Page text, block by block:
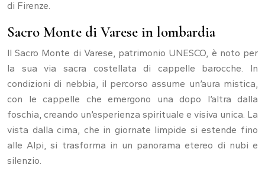
di Firenze.
Sacro Monte di Varese in lombardia
Il Sacro Monte di Varese, patrimonio UNESCO, è noto per
la sua via sacra costellata di cappelle barocche. In
condizioni di nebbia, il percorso assume un’aura mistica,
con le cappelle che emergono una dopo l’altra dalla
foschia, creando un’esperienza spirituale e visiva unica. La
vista dalla cima, che in giornate limpide si estende fino
alle Alpi, si trasforma in un panorama etereo di nubi e
silenzio.